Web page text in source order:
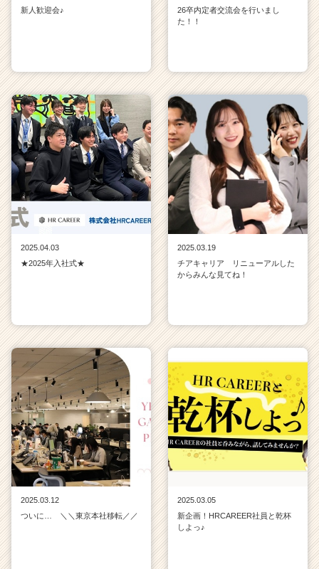
新人歓迎会♪
26卒内定者交流会を行いまし
た！！
2025.04.03
★2025年入社式★
2025.03.19
チアキャリア リニューアルした
からみんな見てね！
2025.03.12
ついに… ＼＼東京本社移転／／
2025.03.05
新企画！HRCAREER社員と乾杯
しよっ♪